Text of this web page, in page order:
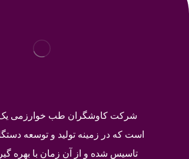
شرکت کاوشگران طب خوارزمی یک
تاسیس شده و از آن زمان با بهره